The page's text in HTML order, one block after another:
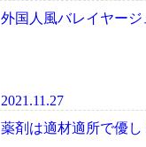
外国人風バレイヤージ
2021.11.27
薬剤は適材適所で優